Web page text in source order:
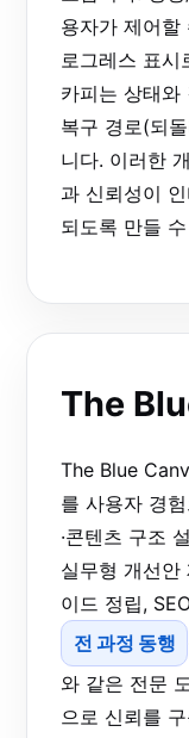
용자가 제어할
로그레스 표시
카피는 상태와
복구 경로(되
니다. 이러한
과 신뢰성이
되도록 만들
The
The Blue
를 사용자 경
·콘텐츠 구조
실무형 개선안
이드 정립,
전 과정 동행
와 같은 전문
으로 신뢰를